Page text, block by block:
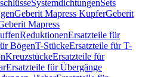
SystemdichtungenSets
Geberit Mapress KupferGeberit
Mapress
ReduktionenErsatzteile für
BögenT-StückeErsatzteile für T-
KreuzstückeErsatzteile für
Ersatzteile für Übergänge